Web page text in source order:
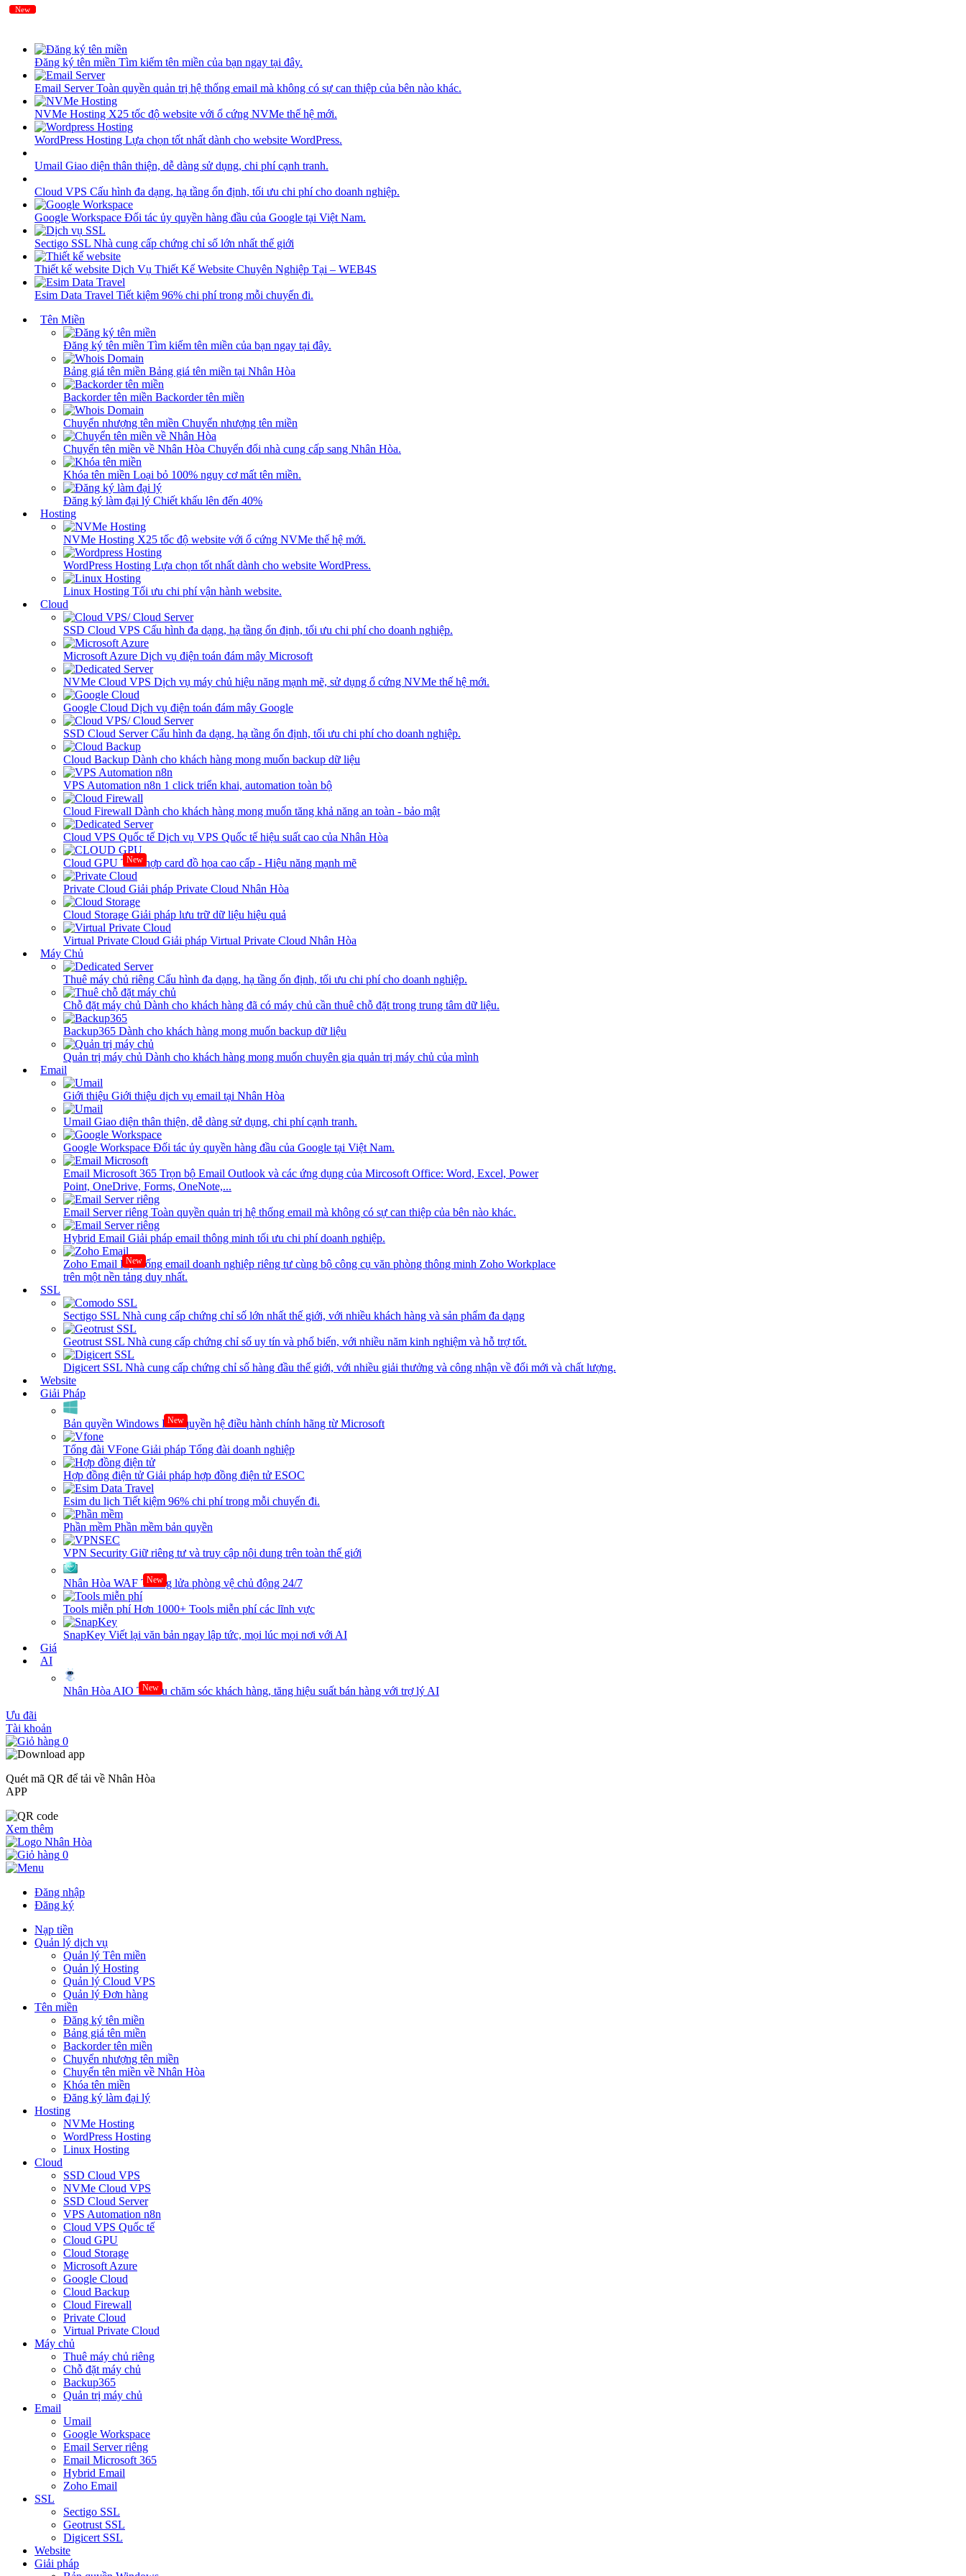
Đăng ký tên miền Tìm kiếm tên miền của bạn ngay tại đây.
Email ServerToàn quyền quản trị hệ thống email mà không có sự can thiệp của bên nào khác.
NVMe Hosting X25 tốc độ website với ổ cứng NVMe thế hệ mới.
WordPress Hosting Lựa chọn tốt nhất dành cho website WordPress.
Umail Giao diện thân thiện, dễ dàng sử dụng, chi phí cạnh tranh.
Cloud VPS Cấu hình đa dạng, hạ tầng ổn định, tối ưu chi phí cho doanh nghiệp.
Google Workspace Đối tác ủy quyền hàng đầu của Google tại Việt Nam.
Sectigo SSL Nhà cung cấp chứng chỉ số lớn nhất thế giới
Thiết kế website Dịch Vụ Thiết Kế Website Chuyên Nghiệp Tại – WEB4S
Esim Data Travel Tiết kiệm 96% chi phí trong mỗi chuyến đi.
Tên Miền
Đăng ký tên miền Tìm kiếm tên miền của bạn ngay tại đây.
Bảng giá tên miền Bảng giá tên miền tại Nhân Hòa
Backorder tên miền Backorder tên miền
Chuyển nhượng tên miền Chuyển nhượng tên miền
Chuyển tên miền về Nhân Hòa Chuyển đổi nhà cung cấp sang Nhân Hòa.
Khóa tên miền Loại bỏ 100% nguy cơ mất tên miền.
Đăng ký làm đại lý Chiết khấu lên đến 40%
Hosting
NVMe Hosting X25 tốc độ website với ổ cứng NVMe thế hệ mới.
WordPress Hosting Lựa chọn tốt nhất dành cho website WordPress.
Linux Hosting Tối ưu chi phí vận hành website.
New
Cloud
SSD Cloud VPS Cấu hình đa dạng, hạ tầng ổn định, tối ưu chi phí cho doanh nghiệp.
Microsoft Azure Dịch vụ điện toán đám mây Microsoft
NVMe Cloud VPS Dịch vụ máy chủ hiệu năng mạnh mẽ, sử dụng ổ cứng NVMe thế hệ mới.
Google Cloud Dịch vụ điện toán đám mây Google
SSD Cloud ServerCấu hình đa dạng, hạ tầng ổn định, tối ưu chi phí cho doanh nghiệp.
Cloud Backup Dành cho khách hàng mong muốn backup dữ liệu
VPS Automation n8n 1 click triển khai, automation toàn bộ
Cloud Firewall Dành cho khách hàng mong muốn tăng khả năng an toàn - bảo mật
Cloud VPS Quốc tế Dịch vụ VPS Quốc tế hiệu suất cao của Nhân Hòa
Cloud GPU New
Tích hợp card đồ họa cao cấp - Hiệu năng mạnh mẽ
Private Cloud Giải pháp Private Cloud Nhân Hòa
Cloud Storage Giải pháp lưu trữ dữ liệu hiệu quả
Virtual Private Cloud Giải pháp Virtual Private Cloud Nhân Hòa
Máy Chủ
Thuê máy chủ riêng Cấu hình đa dạng, hạ tầng ổn định, tối ưu chi phí cho doanh nghiệp.
Chỗ đặt máy chủ Dành cho khách hàng đã có máy chủ cần thuê chỗ đặt trong trung tâm dữ liệu.
Backup365 Dành cho khách hàng mong muốn backup dữ liệu
Quản trị máy chủ Dành cho khách hàng mong muốn chuyên gia quản trị máy chủ của mình
New
Email
Giới thiệu Giới thiệu dịch vụ email tại Nhân Hòa
Umail Giao diện thân thiện, dễ dàng sử dụng, chi phí cạnh tranh.
Google Workspace Đối tác ủy quyền hàng đầu của Google tại Việt Nam.
Email Microsoft 365 Trọn bộ Email Outlook và các ứng dụng của Mircosoft Office: Word, Excel, Power
Point, OneDrive, Forms, OneNote,...
Email Server riêng Toàn quyền quản trị hệ thống email mà không có sự can thiệp của bên nào khác.
Hybrid Email Giải pháp email thông minh tối ưu chi phí doanh nghiệp.
Zoho Email New
Hệ thống email doanh nghiệp riêng tư cùng bộ công cụ văn phòng thông minh Zoho Workplace
trên một nền tảng duy nhất.
SSL
Sectigo SSL Nhà cung cấp chứng chỉ số lớn nhất thế giới, với nhiều khách hàng và sản phẩm đa dạng
Geotrust SSL Nhà cung cấp chứng chỉ số uy tín và phổ biến, với nhiều năm kinh nghiệm và hỗ trợ tốt.
Digicert SSL Nhà cung cấp chứng chỉ số hàng đầu thế giới, với nhiều giải thưởng và công nhận về đổi mới và chất lượng.
Website
Giải Pháp
Bản quyền Windows New
Bản quyền hệ điều hành chính hãng từ Microsoft
Tổng đài VFone Giải pháp Tổng đài doanh nghiệp
Hợp đồng điện tử Giải pháp hợp đồng điện tử ESOC
Esim du lịch Tiết kiệm 96% chi phí trong mỗi chuyến đi.
Phần mềm Phần mềm bản quyền
VPN Security Giữ riêng tư và truy cập nội dung trên toàn thế giới
Nhân Hòa WAF New
Tường lửa phòng vệ chủ động 24/7
Tools miễn phíHơn 1000+ Tools miễn phí các lĩnh vực
SnapKey Viết lại văn bản ngay lập tức, mọi lúc mọi nơi với AI
Giá
AI
Nhân Hòa AIO New
Tối ưu chăm sóc khách hàng, tăng hiệu suất bán hàng với trợ lý AI
Ưu đãi
Tài khoản
0
Quét mã QR để tải về Nhân Hòa
APP
Xem thêm
0
Đăng nhập
Đăng ký
Nạp tiền
Quản lý dịch vụ
Quản lý Tên miền
Quản lý Hosting
Quản lý Cloud VPS
Quản lý Đơn hàng
Tên miền
Đăng ký tên miền
Bảng giá tên miền
Backorder tên miền
Chuyển nhượng tên miền
Chuyển tên miền về Nhân Hòa
Khóa tên miền
Đăng ký làm đại lý
Hosting
NVMe Hosting
WordPress Hosting
Linux Hosting
Cloud
SSD Cloud VPS
NVMe Cloud VPS
SSD Cloud Server
VPS Automation n8n
Cloud VPS Quốc tế
Cloud GPU
Cloud Storage
Microsoft Azure
Google Cloud
Cloud Backup
Cloud Firewall
Private Cloud
Virtual Private Cloud
Máy chủ
Thuê máy chủ riêng
Chỗ đặt máy chủ
Backup365
Quản trị máy chủ
Email
Umail
Google Workspace
Email Server riêng
Email Microsoft 365
Hybrid Email
Zoho Email
SSL
Sectigo SSL
Geotrust SSL
Digicert SSL
Website
Giải pháp